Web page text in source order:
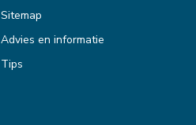
Sitemap
Advies en informatie
Tips